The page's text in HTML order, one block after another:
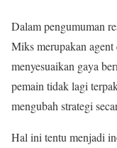
Dalam pengumuman
Miks merupakan
menyesuaikan gaya
pemain tidak lagi
mengubah strategi
Hal ini tentu menjadi